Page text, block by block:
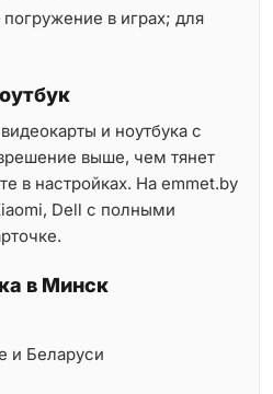
в играх; для
и ноутбука с
выше, чем тянет
в настройках. На emmet.by
Dell с полными
в Минск
и Беларуси